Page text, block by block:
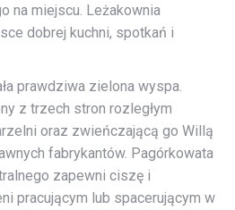
na miejscu. Leżakownia
dobrej kuchni, spotkań i
prawdziwa zielona wyspa.
z trzech stron rozległym
oraz zwieńczającą go Willą
fabrykantów. Pagórkowata
zapewni ciszę i
pracującym lub spacerującym w